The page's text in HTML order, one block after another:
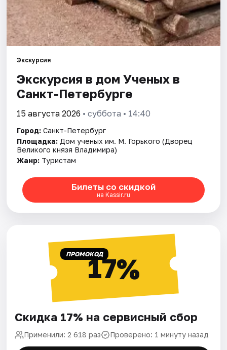
Экскурсия
Экскурсия в дом Ученых в
Санкт-Петербурге
15 августа 2026 • суббота • 14:40
Город: Санкт-Петербург
Площадка: Дом ученых им. М. Горького (Дворец
Великого князя Владимира)
Жанр: Туристам
Билеты со скидкой
на Kassir.ru
ПРОМОКОД17%
Скидка 17% на сервисный сбор
Применили: 2 618 раз Проверено: 1 минуту назад